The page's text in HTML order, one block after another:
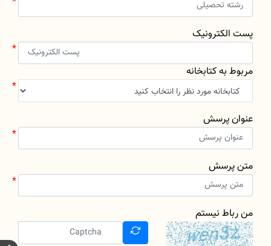
پست الکترونیک
مربوط به کتابخانه
عنوان پرسش
متن پرسش
من رباط نیستم